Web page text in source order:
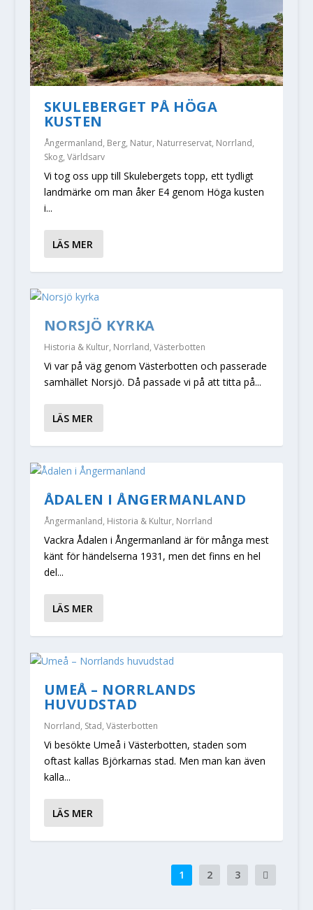
SKULEBERGET PÅ HÖGA
KUSTEN
Ångermanland, Berg, Natur, Naturreservat, Norrland,
Skog, Världsarv
Vi tog oss upp till Skulebergets topp, ett tydligt
landmärke om man åker E4 genom Höga kusten
i...
LÄS MER
NORSJÖ KYRKA
Historia & Kultur, Norrland, Västerbotten
Vi var på väg genom Västerbotten och passerade
samhället Norsjö. Då passade vi på att titta på...
LÄS MER
ÅDALEN I ÅNGERMANLAND
Ångermanland, Historia & Kultur, Norrland
Vackra Ådalen i Ångermanland är för många mest
känt för händelserna 1931, men det finns en hel
del...
LÄS MER
UMEÅ – NORRLANDS
HUVUDSTAD
Norrland, Stad, Västerbotten
Vi besökte Umeå i Västerbotten, staden som
oftast kallas Björkarnas stad. Men man kan även
kalla...
LÄS MER
1 2 3